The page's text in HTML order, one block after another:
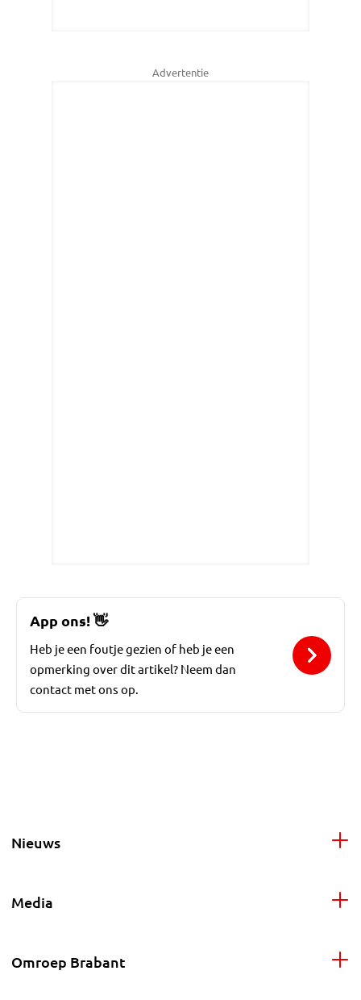
Advertentie
App ons!👋
Heb je een foutje gezien of heb je een
opmerking over dit artikel? Neem dan
contact met ons op.
Nieuws
Media
Omroep Brabant